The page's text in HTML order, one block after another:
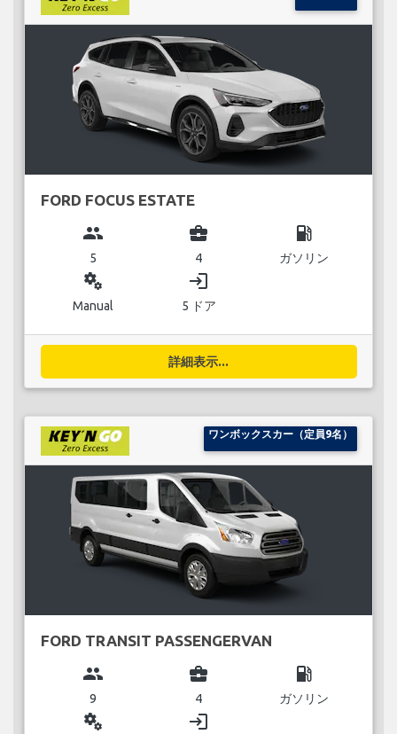
FORD FOCUS ESTATE
group
5
business_center
4
local_gas_station
ガソリン
miscellaneous_services
Manual
login
5 ドア
詳細表示...
ワンボックスカー（定員9名）
FORD TRANSIT PASSENGERVAN
group
9
business_center
4
local_gas_station
ガソリン
miscellaneous_services login